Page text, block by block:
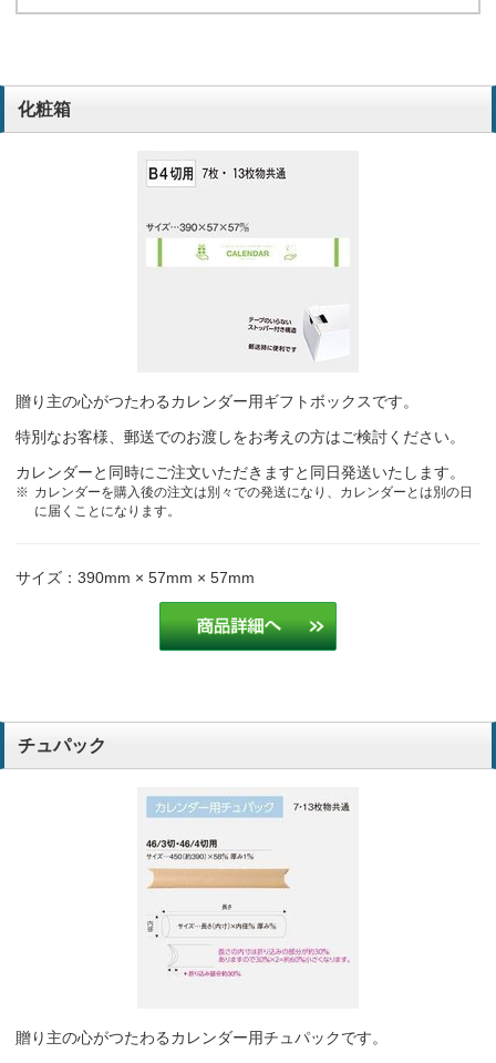
化粧箱
贈り主の心がつたわるカレンダー用ギフトボックスです。
特別なお客様、郵送でのお渡しをお考えの方はご検討ください。
カレンダーと同時にご注文いただきますと同日発送いたします。
カレンダーを購入後の注文は別々での発送になり、カレンダーとは別の日
に届くことになります。
サイズ：390mm × 57mm × 57mm
チュパック
贈り主の心がつたわるカレンダー用チュパックです。